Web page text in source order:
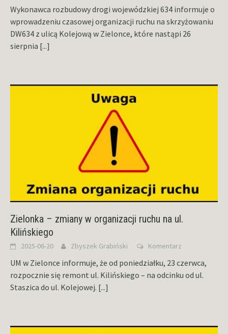
Wykonawca rozbudowy drogi wojewódzkiej 634 informuje o
wprowadzeniu czasowej organizacji ruchu na skrzyżowaniu
DW634 z ulicą Kolejową w Zielonce, które nastąpi 26
sierpnia [...]
Zielonka – zmiany w organizacji ruchu na ul.
Kilińskiego
2025-06-20 Zbyszek Grabiński Komentarz
UM w Zielonce informuje, że od poniedziałku, 23 czerwca,
rozpocznie się remont ul. Kilińskiego – na odcinku od ul.
Staszica do ul. Kolejowej. [...]